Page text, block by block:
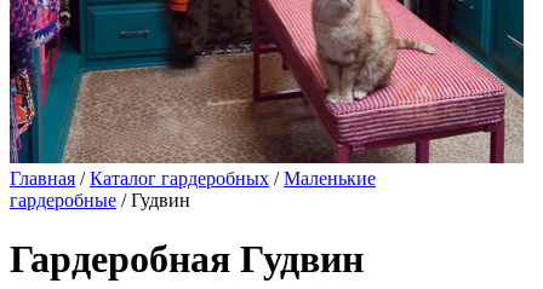
Главная /Каталог гардеробных /Маленькие
гардеробные / Гудвин
Гардеробная Гудвин